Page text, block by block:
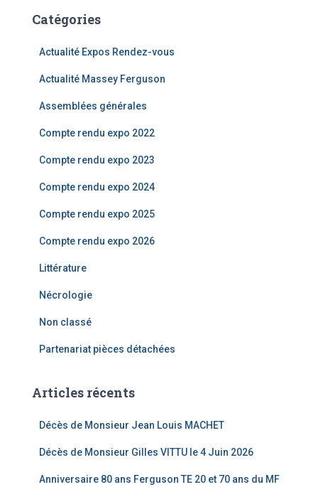
h
Catégories
Actualité Expos Rendez-vous
Actualité Massey Ferguson
Assemblées générales
Compte rendu expo 2022
Compte rendu expo 2023
Compte rendu expo 2024
Compte rendu expo 2025
Compte rendu expo 2026
Littérature
Nécrologie
Non classé
Partenariat pièces détachées
Articles récents
Décès de Monsieur Jean Louis MACHET
Décès de Monsieur Gilles VITTU le 4 Juin 2026
Anniversaire 80 ans Ferguson TE 20 et 70 ans du MF